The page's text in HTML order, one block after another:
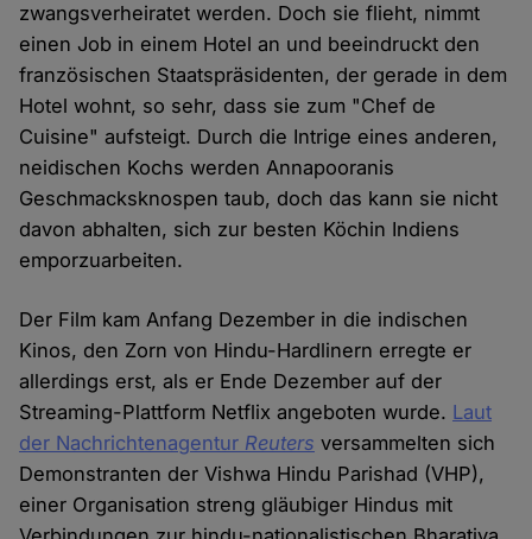
zwangsverheiratet werden. Doch sie flieht, nimmt
einen Job in einem Hotel an und beeindruckt den
französischen Staatspräsidenten, der gerade in dem
Hotel wohnt, so sehr, dass sie zum "Chef de
Cuisine" aufsteigt. Durch die Intrige eines anderen,
neidischen Kochs werden Annapooranis
Geschmacksknospen taub, doch das kann sie nicht
davon abhalten, sich zur besten Köchin Indiens
emporzuarbeiten.
Der Film kam Anfang Dezember in die indischen
Kinos, den Zorn von Hindu-Hardlinern erregte er
allerdings erst, als er Ende Dezember auf der
Streaming-Plattform Netflix angeboten wurde. Laut
der Nachrichtenagentur Reuters versammelten sich
Demonstranten der Vishwa Hindu Parishad (VHP),
einer Organisation streng gläubiger Hindus mit